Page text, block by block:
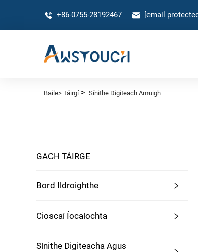
+86-0755-28192467 [email
Baile> Táirgí> Sínithe Digiteach Amuigh
GACH TÁIRGE
Bord Ildroighthe
Cioscaí Íocaíochta
Sínithe Digiteacha Agus